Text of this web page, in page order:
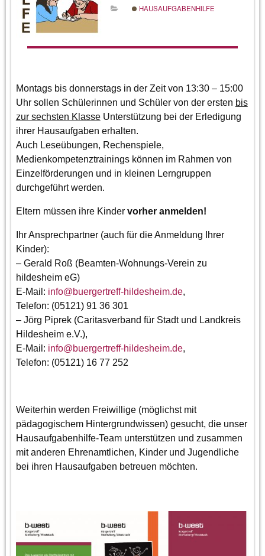
HAUSAUFGABENHILFE
Montags bis donnerstags in der Zeit von 13:30 – 15:00
Uhr sollen Schülerinnen und Schüler von der ersten bis
zur sechsten KlasseUnterstützung bei der Erledigung
ihrer Hausaufgaben erhalten.
Auch Leseübungen, Rechenspiele,
Medienkompetenztrainings können im Rahmen von
Einzelförderungen und in kleinen Lerngruppen
durchgeführt werden.
Eltern müssen ihre Kinder vorher anmelden!
Ihr Ansprechpartner (auch für die Anmeldung Ihrer
Kinder):
– Gerald Roß (Beamten-Wohnungs-Verein zu
hildesheim eG)
E-Mail: info@buergertreff-hildesheim.de,
Telefon: (05121) 91 36 301
– Jörg Piprek (Caritasverband für Stadt und Landkreis
Hildesheim e.V.),
E-Mail: info@buergertreff-hildesheim.de,
Telefon: (05121) 16 77 252
Weiterhin werden Freiwillige (möglichst mit
pädagogischem Hintergrundwissen) gesucht, die unser
Hausaufgabenhilfe-Team unterstützen und zusammen
mit anderen Ehrenamtlichen, Kinder und Jugendliche
bei ihren Hausaufgaben betreuen möchten.